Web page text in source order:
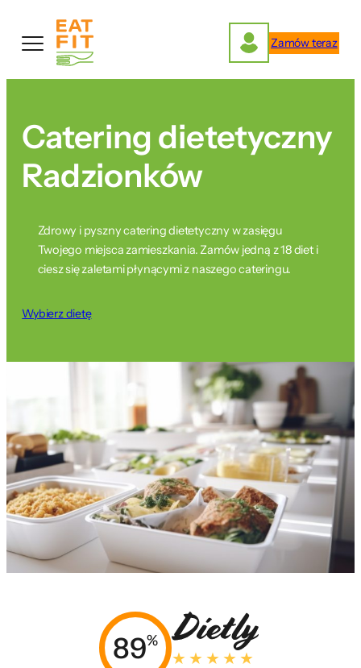
treści
Zamów teraz
Catering dietetyczny
Radzionków
Zdrowy i pyszny catering dietetyczny w zasięgu
Twojego miejsca zamieszkania. Zamów jedną z 18 diet i
ciesz się zaletami płynącymi z naszego cateringu.
Wybierz dietę
89%